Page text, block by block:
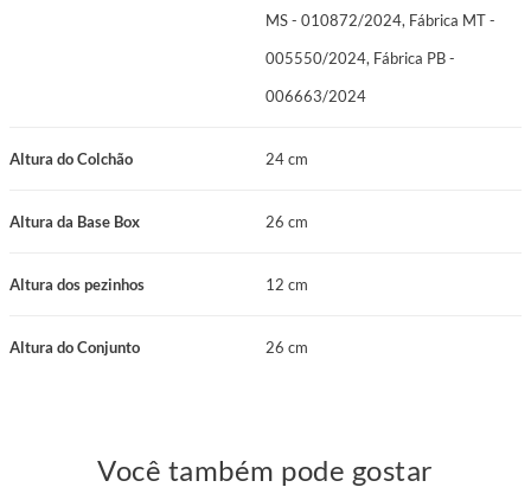
MS - 010872/2024, Fábrica MT -
005550/2024, Fábrica PB -
006663/2024
Altura do Colchão 24 cm
Altura da Base Box 26 cm
Altura dos pezinhos 12 cm
Altura do Conjunto 26 cm
Você também pode gostar